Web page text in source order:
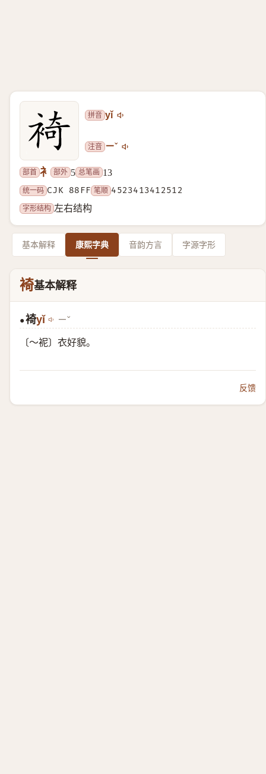
拼音 yǐ
注音 ㄧˇ
部首 衤 部外 5 总笔画 13
统一码 CJK 88FF 笔顺 4523413412512
字形结构 左右结构
基本解释 康熙字典 音韵方言 字源字形
裿基本解释
●裿yǐ ㄧˇ
〔～䘦〕衣好貌。
反馈